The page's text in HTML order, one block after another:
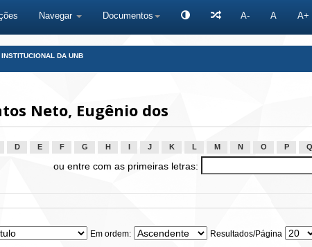
Navegar Documentos A- A A+
DA UNB
Neto, Eugênio dos
D E F G H J K L M N O P Q
ou entre com as primeiras letras:
Em ordem: Resultados/Página